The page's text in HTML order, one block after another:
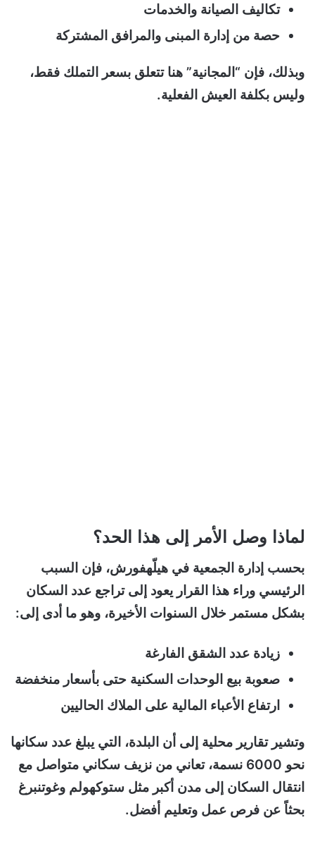
تكاليف الصيانة والخدمات
حصة من إدارة المبنى والمرافق المشتركة
وبذلك، فإن “المجانية” هنا تتعلق بسعر التملك فقط،
وليس بكلفة العيش الفعلية.
لماذا وصل الأمر إلى هذا الحد؟
بحسب إدارة الجمعية في هيلّهفورش، فإن السبب
الرئيسي وراء هذا القرار يعود إلى تراجع عدد السكان
بشكل مستمر خلال السنوات الأخيرة، وهو ما أدى إلى:
زيادة عدد الشقق الفارغة
صعوبة بيع الوحدات السكنية حتى بأسعار منخفضة
ارتفاع الأعباء المالية على الملاك الحاليين
وتشير تقارير محلية إلى أن البلدة، التي يبلغ عدد سكانها
نحو 6000 نسمة، تعاني من نزيف سكاني متواصل مع
انتقال السكان إلى مدن أكبر مثل ستوكهولم وغوتنبرغ
بحثاً عن فرص عمل وتعليم أفضل.